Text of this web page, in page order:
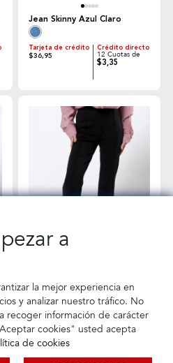
Jean Skinny Azul Claro
Tarjeta de crédito
$36,95
Crédito directo
12 Cuotas de
$3,35
Legging Llano Negro
Tarjeta de crédito
$36,95
Crédito directo
12 Cuotas de
$3,35
a
la mejor experiencia en
y analizar nuestro tráfico. No
recoger información de carácter
cookies" usted acepta
de cookies